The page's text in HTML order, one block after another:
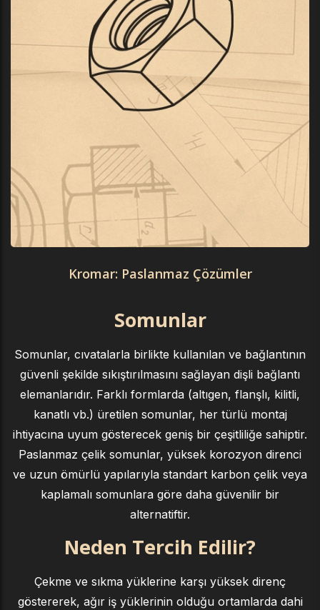
Kromar: Paslanmaz Çözümler
Somunlar
Somunlar, cıvatalarla birlikte kullanılan ve bağlantının
güvenli şekilde sıkıştırılmasını sağlayan dişli bağlantı
elemanlarıdır. Farklı formlarda (altıgen, flanşlı, kilitli,
kanatlı vb.) üretilen somunlar, her türlü montaj
ihtiyacına uyum gösterecek geniş bir çeşitliliğe sahiptir.
Paslanmaz çelik somunlar, yüksek korozyon direnci
ve uzun ömürlü yapılarıyla standart karbon çelik veya
kaplamalı somunlara göre daha güvenilir bir
alternatiftir.
Neden Tercih Edilir?
Çekme ve sıkma yüklerine karşı yüksek direnç
göstererek, ağır iş yüklerinin olduğu ortamlarda dahi